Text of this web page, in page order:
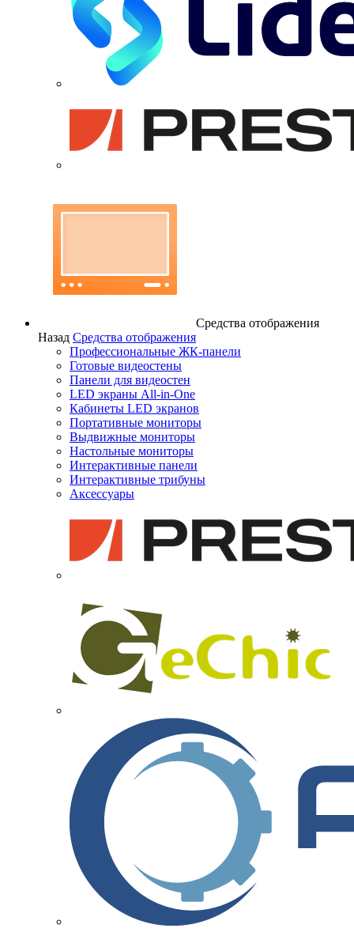
Средства отображения
Назад Средства отображения
Профессиональные ЖК-панели
Готовые видеостены
Панели для видеостен
LED экраны All-in-One
Кабинеты LED экранов
Портативные мониторы
Выдвижные мониторы
Настольные мониторы
Интерактивные панели
Интерактивные трибуны
Аксессуары